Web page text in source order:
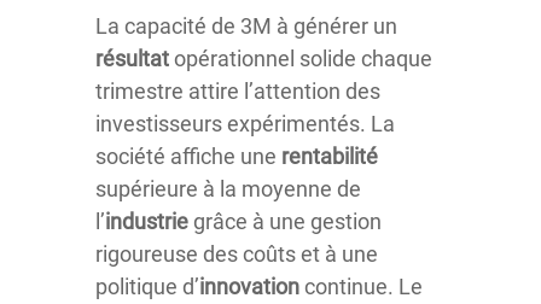
La capacité de 3M à générer un
résultatopérationnel solide chaque
trimestre attire l’attention des
investisseurs expérimentés. La
société affiche une rentabilité
supérieure à la moyenne de
l’industrie grâce à une gestion
rigoureuse des coûts et à une
politique d’innovationcontinue. Le